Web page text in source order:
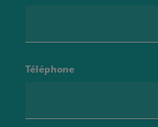
Téléphone